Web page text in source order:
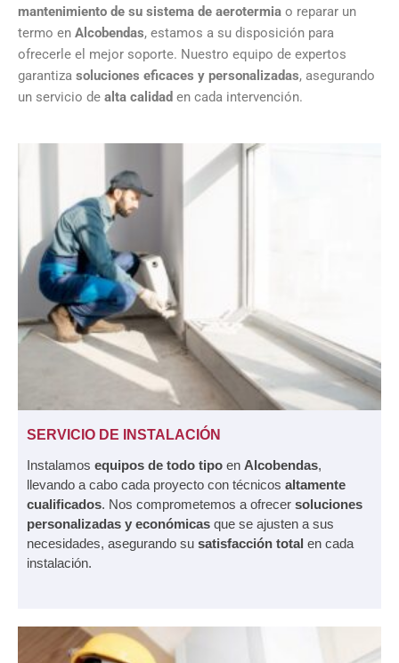
mantenimiento de su sistema de aerotermia o reparar un
termo en Alcobendas, estamos a su disposición para
ofrecerle el mejor soporte. Nuestro equipo de expertos
garantiza soluciones eficaces y personalizadas, asegurando
un servicio de alta calidad en cada intervención.
SERVICIO DE INSTALACIÓN
Instalamos equipos de todo tipo en Alcobendas,
llevando a cabo cada proyecto con técnicos altamente
cualificados. Nos comprometemos a ofrecer soluciones
personalizadas y económicas que se ajusten a sus
necesidades, asegurando su satisfacción total en cada
instalación.